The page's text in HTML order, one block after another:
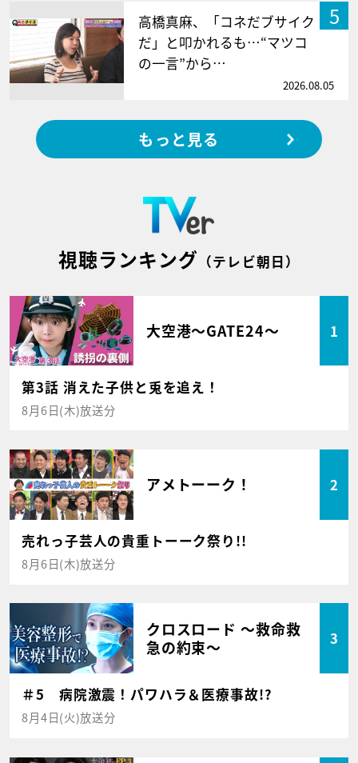
5
高橋真麻、「コネだブサイク
だ」と叩かれるも…“マツコ
の一言”から…
2026.08.05
もっと見る
視聴ランキング （テレビ朝日）
大空港～GATE24～ 1
第3話 消えた子供と兎を追え！
8月6日(木)放送分
アメトーーク！ 2
売れっ子芸人の貴重トーーク祭り!!
8月6日(木)放送分
クロスロード ～救命救
急の約束～
3
＃5 病院激震！パワハラ＆医療事故!?
8月4日(火)放送分